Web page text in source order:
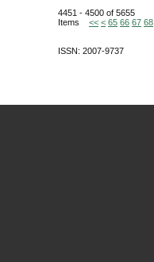
4451 - 4500 of 5655
Items << < 65 66 67 68
ISSN: 2007-9737